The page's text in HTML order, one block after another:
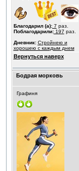
Благодарил (а):7 раз.
Поблагодарили:197 раз.
Дневник: Стройнею и
хорошею с каждым днем
Вернуться наверх
Бодрая морковь
Графиня